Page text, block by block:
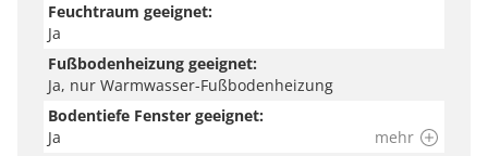
Videobeiträgen, um den perfekten Boden für dein
Zuhause zu finden – sei es Laminat, Vinyl oder Parkett.
Hier erhältst du nützliche Tipps und Hilfestellungen
zu Auswahl, Dämmung, Verlegung, Zubehör, Pflege
und Wohnstilen.
Feuchtraum geeignet:
Ja
Fußbodenheizung geeignet:
Ja, nur Warmwasser-Fußbodenheizung
Bodentiefe Fenster geeignet:
Ja
mehr